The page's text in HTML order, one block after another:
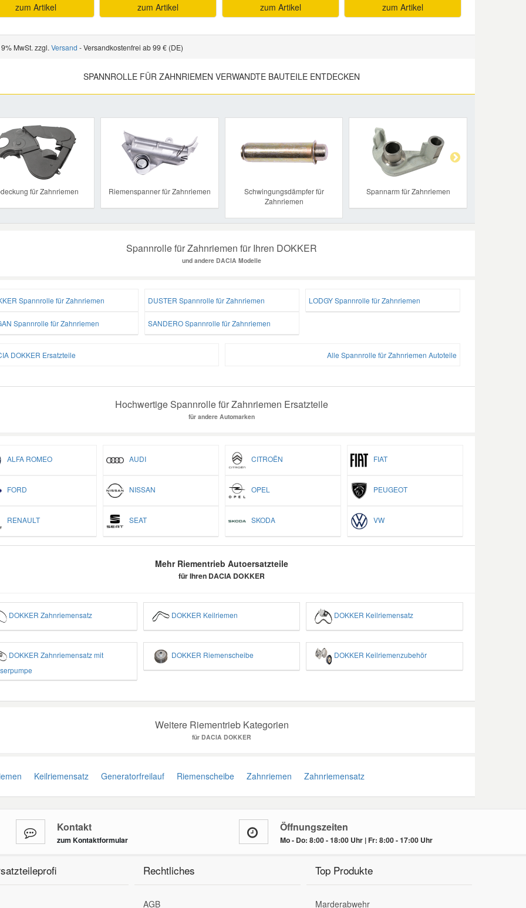
zum Artikel zum Artikel zum Artikel zum Artikel
MwSt. zzgl. Versand - Versandkostenfrei ab 99 € (DE)
SPANNROLLE FÜR ZAHNRIEMEN VERWANDTE BAUTEILE ENTDECKEN
für Zahnriemen Riemenspanner für Zahnriemen
Schwingungsdämpfer für
Zahnriemen
Spannarm für Zahnriemen
Previous
Spannrolle für Zahnriemen für Ihren DOKKER
und andere DACIA Modelle
Spannrolle für Zahnriemen DUSTER Spannrolle für Zahnriemen LODGY Spannrolle für Zahnriemen
Spannrolle für Zahnriemen SANDERO Spannrolle für Zahnriemen
DOKKER Ersatzteile Alle Spannrolle für Zahnriemen Autoteile
Hochwertige Spannrolle für Zahnriemen Ersatzteile
für andere Automarken
ALFA ROMEO AUDI CITROËN FIAT
FORD NISSAN OPEL PEUGEOT
RENAULT SEAT SKODA VW
Mehr Riementrieb Autoersatzteile
für Ihren DACIA DOKKER
DOKKER Zahnriemensatz DOKKER Keilriemen DOKKER Keilriemensatz
DOKKER Zahnriemensatz mit
DOKKER Riemenscheibe DOKKER Keilriemenzubehör
Weitere Riementrieb Kategorien
für DACIA DOKKER
Keilriemensatz Generatorfreilauf Riemenscheibe Zahnriemen Zahnriemensatz
Kontakt
zum Kontaktformular
Öffnungszeiten
Mo - Do: 8:00 - 18:00 Uhr | Fr: 8:00 - 17:00 Uhr
Rechtliches
AGB
Top Produkte
Marderabwehr